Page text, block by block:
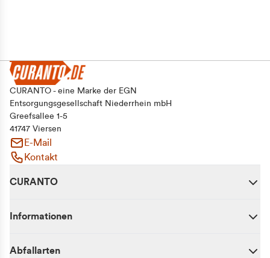
CURANTO - eine Marke der EGN
Entsorgungsgesellschaft Niederrhein mbH
Greefsallee 1-5
41747 Viersen
E-Mail
Kontakt
CURANTO
Informationen
Abfallarten